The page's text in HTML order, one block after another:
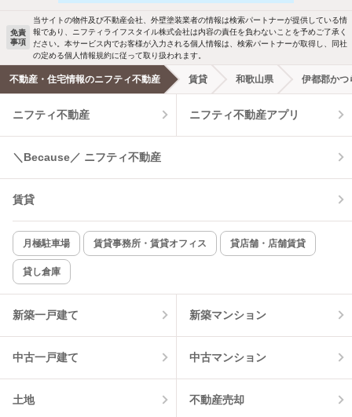
駐車場あり ペット相談
洗濯機置場あり 独立洗面台
エアコンあり 都市ガス
温水洗浄便座 オートロック
コンロ2口以上
新着のみ インターネット無料
該当件数:
7
免責
事項
当サイトの物件及び不動産会社、外壁塗装業者の情報は検索パートナーが提供している情
報であり、ニフティライフスタイル株式会社は内容の責任を負わないことを予めご了承く
ださい。本サービス内でお客様が入力される個人情報は、検索パートナーが取得し、同社
の定める個人情報規約に従って取り扱われます。
不動産・住宅情報のニフティ不動産 賃貸 和歌山県 伊都郡かつ
ニフティ不動産 ニフティ不動産アプリ
＼Because／ ニフティ不動産
賃貸
月極駐車場 賃貸事務所・賃貸オフィス 貸店舗・店舗賃貸
貸し倉庫
新築一戸建て 新築マンション
中古一戸建て 中古マンション
土地 不動産売却